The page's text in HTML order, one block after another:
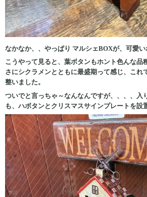
なかなか、、やっぱり マルシェBOXが、可愛
こうやって見ると、葉ボタンもホント色んな品
さにシクラメンとともに最盛期って感じ、これ
整いました。
ついでと言っちゃ～なんなんですが、、、、入
も、ハボタンとクリスマスサインプレートを設